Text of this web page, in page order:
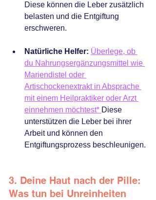
Diese können die Leber zusätzlich
belasten und die Entgiftung
erschweren.
Natürliche Helfer: Überlege, ob
du Nahrungsergänzungsmittel wie
Mariendistel oder
Artischockenextrakt in Absprache
mit einem Heilpraktiker oder Arzt
einnehmen möchtest* Diese
unterstützen die Leber bei ihrer
Arbeit und können den
Entgiftungsprozess beschleunigen.
3. Deine Haut nach der Pille:
Was tun bei Unreinheiten